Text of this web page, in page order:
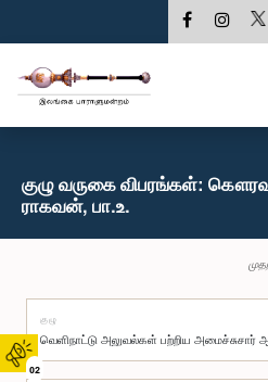
02
குழு வருகை விபரங்கள்: கௌரவ
ராகவன், பா.உ.
குழு